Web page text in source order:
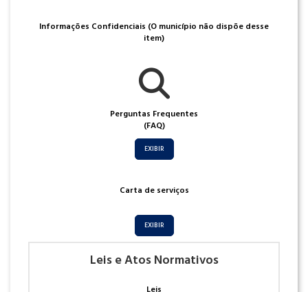
Informações Confidenciais (O município não dispõe desse
item)
Perguntas Frequentes
(FAQ)
EXIBIR
Carta de serviços
EXIBIR
Leis e Atos Normativos